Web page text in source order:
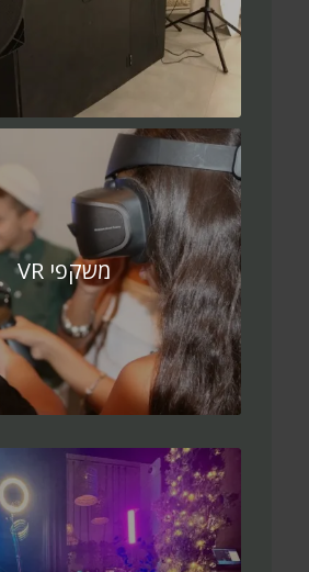
משקפי VR